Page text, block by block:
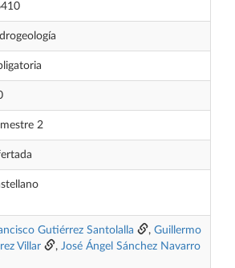
2
Gutiérrez Santolalla , Guillermo
Villar
, José Ángel Sánchez Navarro